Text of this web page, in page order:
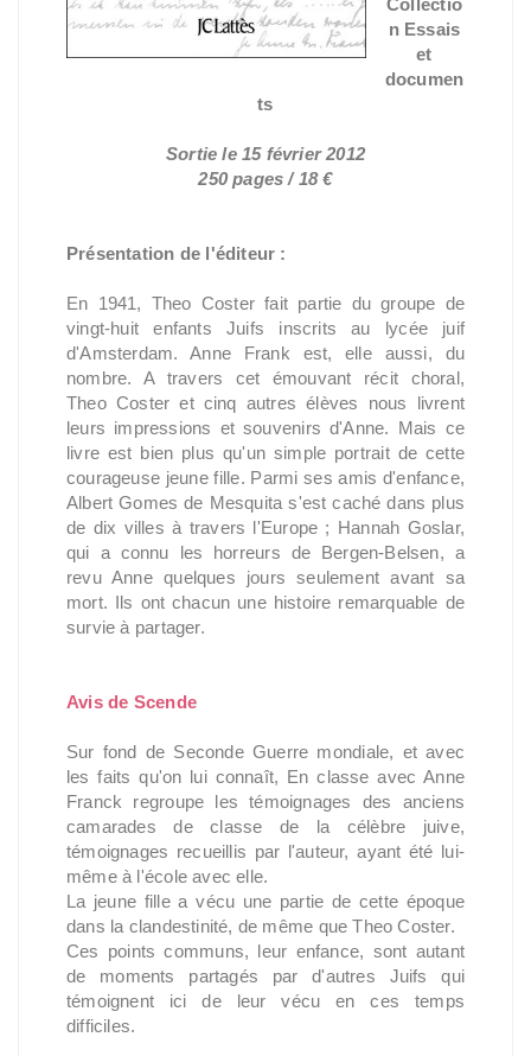
Collectio
n Essais
et
documen
ts
Sortie le 15 février 2012
250 pages / 18 €
Présentation de l'éditeur :
En 1941, Theo Coster fait partie du groupe de
vingt-huit enfants Juifs inscrits au lycée juif
d'Amsterdam. Anne Frank est, elle aussi, du
nombre. A travers cet émouvant récit choral,
Theo Coster et cinq autres élèves nous livrent
leurs impressions et souvenirs d'Anne. Mais ce
livre est bien plus qu'un simple portrait de cette
courageuse jeune fille. Parmi ses amis d'enfance,
Albert Gomes de Mesquita s'est caché dans plus
de dix villes à travers l'Europe ; Hannah Goslar,
qui a connu les horreurs de Bergen-Belsen, a
revu Anne quelques jours seulement avant sa
mort. Ils ont chacun une histoire remarquable de
survie à partager.
Avis de Scende
Sur fond de Seconde Guerre mondiale, et avec
les faits qu'on lui connaît, En classe avec Anne
Franck regroupe les témoignages des anciens
camarades de classe de la célèbre juive,
témoignages recueillis par l'auteur, ayant été lui-
même à l'école avec elle.
La jeune fille a vécu une partie de cette époque
dans la clandestinité, de même que Theo Coster.
Ces points communs, leur enfance, sont autant
de moments partagés par d'autres Juifs qui
témoignent ici de leur vécu en ces temps
difficiles.